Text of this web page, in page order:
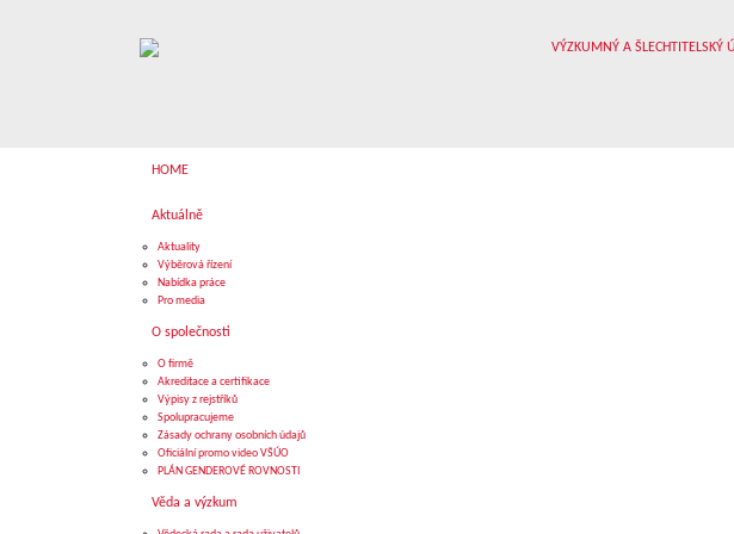
HOME
Aktuálně
Aktuality
Výběrová řízení
Nabídka práce
Pro media
O společnosti
O firmě
Akreditace a certifikace
Výpisy z rejstříků
Spolupracujeme
Zásady ochrany osobních údajů
Oficiální promo video VŠÚO
PLÁN GENDEROVÉ ROVNOSTI
Věda a výzkum